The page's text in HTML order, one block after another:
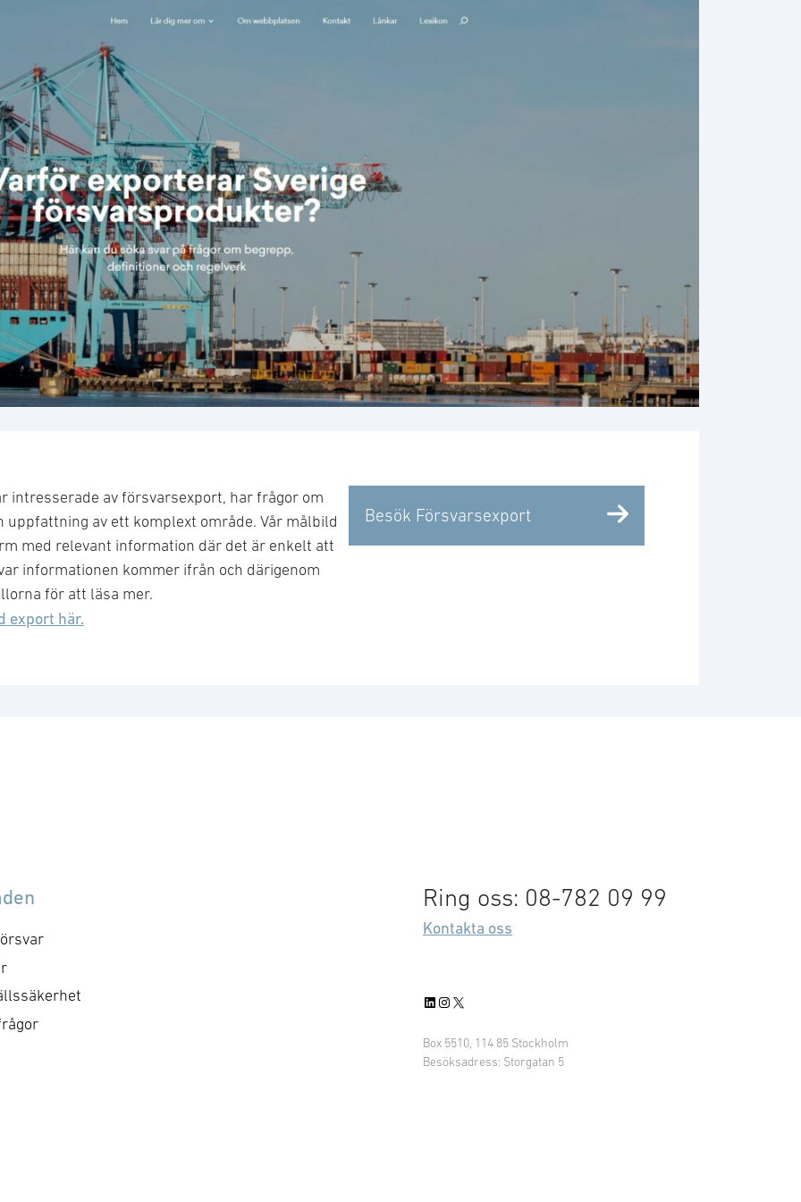
intresserade av försvarsexport, har frågor om
uppfattning av ett komplext område. Vår målbild
med relevant information där det är enkelt att
informationen kommer ifrån och därigenom
för att läsa mer.
export här.
Besök Försvarsexport
Ring oss: 08-782 09 99
Kontakta oss
LinkedIn
Instagram
X
Box 5510, 114 85 Stockholm
Besöksadress: Storgatan 5